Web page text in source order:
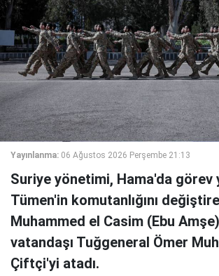
Yayınlanma: 06 Ağustos 2026 Perşembe 21:13
Suriye yönetimi, Hama'da görev
Tümen'in komutanlığını
Muhammed el Casim (Ebu
vatandaşı Tuğgeneral Ömer
Çiftçi'yi atadı.